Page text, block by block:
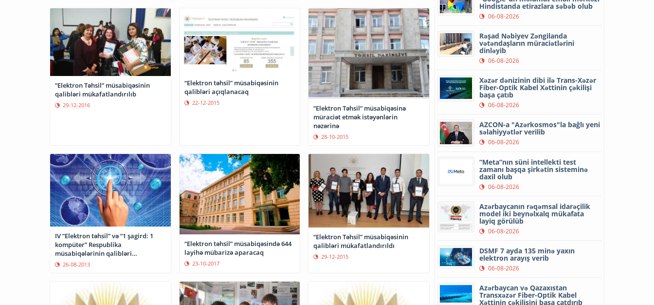
“Elektron Təhsil” müsabiqəsinin
qalibləri mükafatlandırılıb
29-12-2016
“Elektron təhsil” müsabiqəsinin
qalibləri açıqlanacaq
22-12-2015
“Elektron Təhsil” müsabiqəsinə
müraciət etmək istəyənlərin
nəzərinə
28-10-2015
IV “Elektron təhsil” və “1 şagird: 1
kompüter” Respublika
müsabiqələrinin qalibləri
mükafatlandırılıb
26-08-2013
“Elektron təhsil” müsabiqəsində 644
layihə mübarizə aparacaq
23-10-2017
“Elektron Təhsil” müsabiqəsinin
qalibləri mükafatlandırıldı
29-12-2015
Hindistanda etirazlara səbəb olub
06-08-2026
Rəşad Nəbiyev Zəngilanda
vətəndaşların müraciətlərini
dinləyib
06-08-2026
Xəzər dənizinin dibi ilə Trans-Xəzər
Fiber-Optik Kabel Xəttinin çəkilişi
başa çatıb
06-08-2026
AZCON-a "Azərkosmos"la bağlı yeni
səlahiyyətlər verilib
06-08-2026
“Meta”nın süni intellekti test
zamanı başqa şirkətin sisteminə
daxil olub
06-08-2026
Azərbaycanın rəqəmsal idarəçilik
model iki beynəlxalq mükafata
layiq görülüb
06-08-2026
DSMF 7 ayda 135 minə yaxın
elektron arayış verib
06-08-2026
Azərbaycan və Qazaxıstan
Transxəzər Fiber-Optik Kabel
Xəttinin çəkilişini başa çatdırıb